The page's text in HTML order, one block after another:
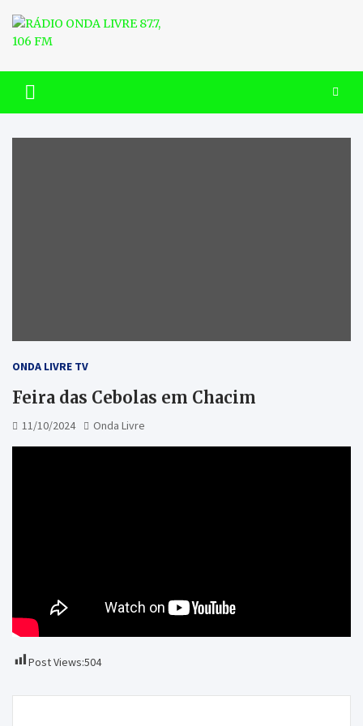
content
RÁDIO ONDA LIVRE 87.7, 106
FM
ONDA LIVRE TV
Feira das Cebolas em Chacim
11/10/2024 Onda Livre
Post Views:504